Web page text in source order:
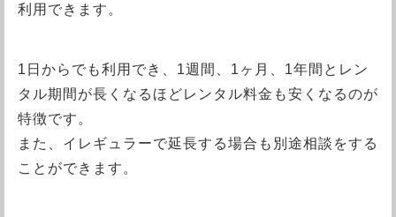
利用できます。
1日からでも利用でき、1週間、1ヶ月、1年間とレン
タル期間が長くなるほどレンタル料金も安くなるのが
特徴です。
また、イレギュラーで延長する場合も別途相談をする
ことができます。